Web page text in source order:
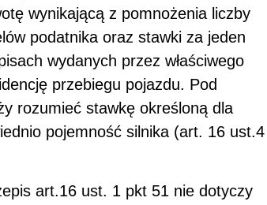
wynikającą z pomnożenia liczby
podatnika oraz stawki za jeden
wydanych przez właściwego
przebiegu pojazdu. Pod
rozumieć stawkę określoną dla
pojemność silnika (art. 16 ust.4
art.16 ust. 1 pkt 51 nie dotyczy